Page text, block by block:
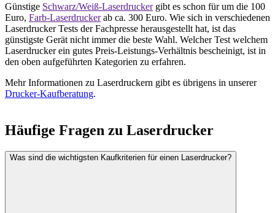
Günstige Schwarz/Weiß-Laserdruckergibt es schon für um die 100
Euro, Farb-Laserdruckerab ca. 300 Euro. Wie sich in verschiedenen
Laserdrucker Tests der Fachpresse herausgestellt hat, ist das
günstigste Gerät nicht immer die beste Wahl. Welcher Test welchem
Laserdrucker ein gutes Preis-Leistungs-Verhältnis bescheinigt, ist in
den oben aufgeführten Kategorien zu erfahren.
Mehr Informationen zu Laserdruckern gibt es übrigens in unserer
Drucker-Kaufberatung.
Häufige Fragen zu Laserdrucker
Was sind die wichtigsten Kaufkriterien für einen Laserdrucker?